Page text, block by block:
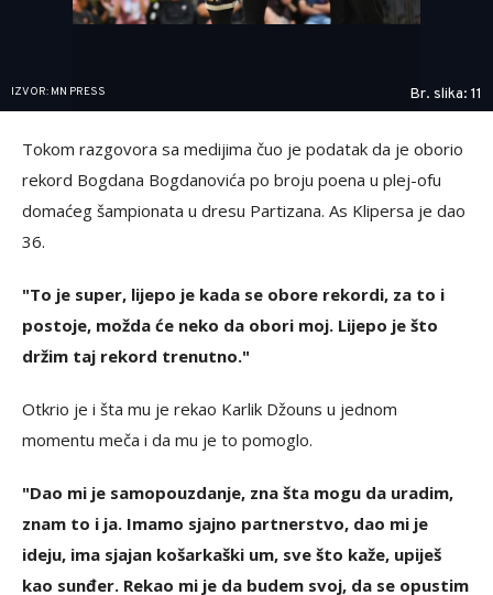
IZVOR: MN PRESS Br. slika: 11
Tokom razgovora sa medijima čuo je podatak da je oborio
rekord Bogdana Bogdanovića po broju poena u plej-ofu
domaćeg šampionata u dresu Partizana. As Klipersa je dao
36.
"To je super, lijepo je kada se obore rekordi, za to i
postoje, možda će neko da obori moj. Lijepo je što
držim taj rekord trenutno."
Otkrio je i šta mu je rekao Karlik Džouns u jednom
momentu meča i da mu je to pomoglo.
"Dao mi je samopouzdanje, zna šta mogu da uradim,
znam to i ja. Imamo sjajno partnerstvo, dao mi je
ideju, ima sjajan košarkaški um, sve što kaže, upiješ
kao sunđer. Rekao mi je da budem svoj, da se opustim